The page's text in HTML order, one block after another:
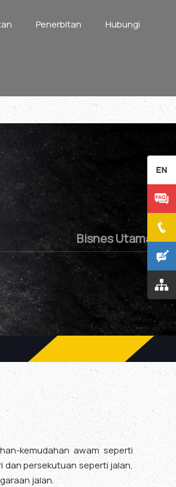
Penerbitan Hubungi
Bisnes Utama
kemudahan awam seperti
dan persekutuan seperti jalan,
jalan.